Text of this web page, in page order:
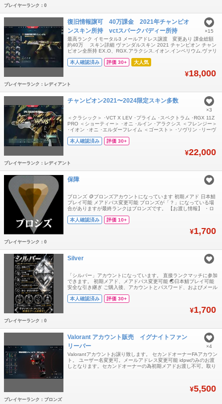
プレイヤーランク：0
復旧情報譲可 40万課金 2021年チャンピオ
ンスキン所持 vctスパークバディー所持
最高ランク イモータル3 メールアドレス譲渡 変更あり 課金総額
約40万 スキン詳細 ヴァンダルスキン 2021 チャンピオン チャン
ピオン全所持 EX.O、RGX.アラクシス.イオン.インペリウム.ヴァリ
オーバードライブ.オラヴァンダル.オニヴァンダル.オリジンヴァン
本人確認済み 評価 30+ 大人気
¥18,000
×15
プレイヤーランク：レディアント
チャンピオン2021〜2024限定スキン多数
＜クラシック＞ ･VCT X LEV ･プライム ･スペクトラム ･RGX 11Z
PRO ＜ショーティー＞ ･オニ ･ルイン ･アラクシス ＜フレンジー＞
･イオン ･オニ ･エルダーフレイム ＜ゴースト＞ ･ソヴリン ･リーヴ
オフロンティア ･メイジパンク ･リーヴァー ･シンギュラリティー
本人確認済み 評価 30+
¥22,000
×3
プレイヤーランク：レディアント
保障
ブロンズ 🪙ブロンズアカウントになっています 初期メアド 日本鯖
プレイ可能 メアドパス変更可能 ブロンズが「？」になっている場
合がありますが最終ランクはブロンズです。 【お渡し情報】 ・ロ
プラットフォームには安価なアカウントがいくつかあることは知っ
本人確認済み 評価 10+
¥1,700
プレイヤーランク：0
Silver
「シルバー」アカウントになっています。 直接ランクマッチに参加
できます。 初期メアド、メアドパス変更可能 🌏日本鯖プレイ可能
安全な引き継ぎ ご購入後、アカウントとパスワード、およびメール
には安価なアカウントがいくつかあることは知っていますが、それ
本人確認済み 評価 30+
¥1,700
プレイヤーランク：0
Valorant アカウント販売 イグナイトファン
リーバー
Valorantアカウントお譲り致します。 セカンドオーナーFAアカウン
ト。 ユーザー名変更可。メールアドレス変更可能 idpwのみのお渡
しとなります。セカンドオーナーの為初期メアドお渡し不可。取り
¥5,500
×4
プレイヤーランク：ブロンズ